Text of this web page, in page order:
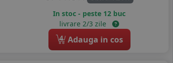
In stoc - peste 12 buc
livrare 2/3 zile
4 Adauga in cos